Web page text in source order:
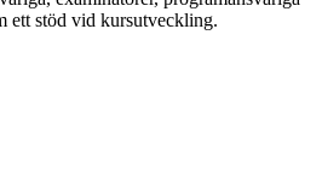
ett stöd vid kursutveckling.